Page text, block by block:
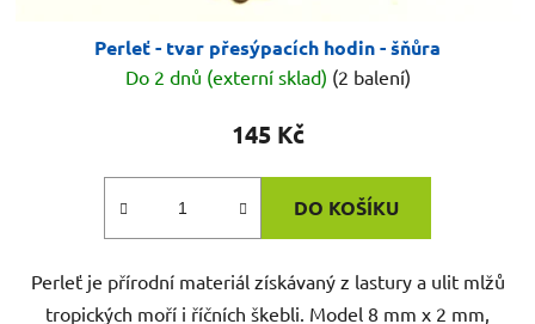
Perleť - tvar přesýpacích hodin - šňůra
Do 2 dnů (externí sklad) (2 balení)
145 Kč
DO KOŠÍKU
Perleť je přírodní materiál získávaný z lastury a ulit mlžů
tropických moří i říčních škebli. Model 8 mm x 2 mm,